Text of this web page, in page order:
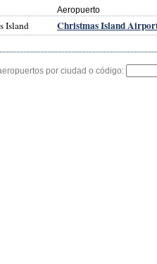
Aeropuerto
Island Christmas Island
por ciudad o código: